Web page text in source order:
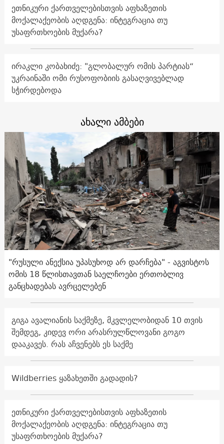
ეთნიკური ქართველებისთვის აფხაზეთის
მოქალაქეობის აღდგენა: ინტეგრაცია თუ
უსაფრთხოების მუქარა?
ირაკლი კობახიძე: "გლობალურ ომის პარტიას“
უკრაინაში ომი რუსოფობიის გასაღვივებლად
სჭირდებოდა
ახალი ამბები
"რუსული ანექსია უპასუხოდ არ დარჩება" - აგვისტოს
ომის 18 წლისთავთან საელჩოები ერთობლივ
განცხადებას ავრცელებენ
გიგა ავალიანის საქმეზე, მკვლელობიდან 10 თვის
შემდეგ, კიდევ ორი არასრულწლოვანი გოგო
დააკავეს. რას აჩვენებს ეს საქმე
Wildberries ყაზახეთში გადადის?
ეთნიკური ქართველებისთვის აფხაზეთის
მოქალაქეობის აღდგენა: ინტეგრაცია თუ
უსაფრთხოების მუქარა?